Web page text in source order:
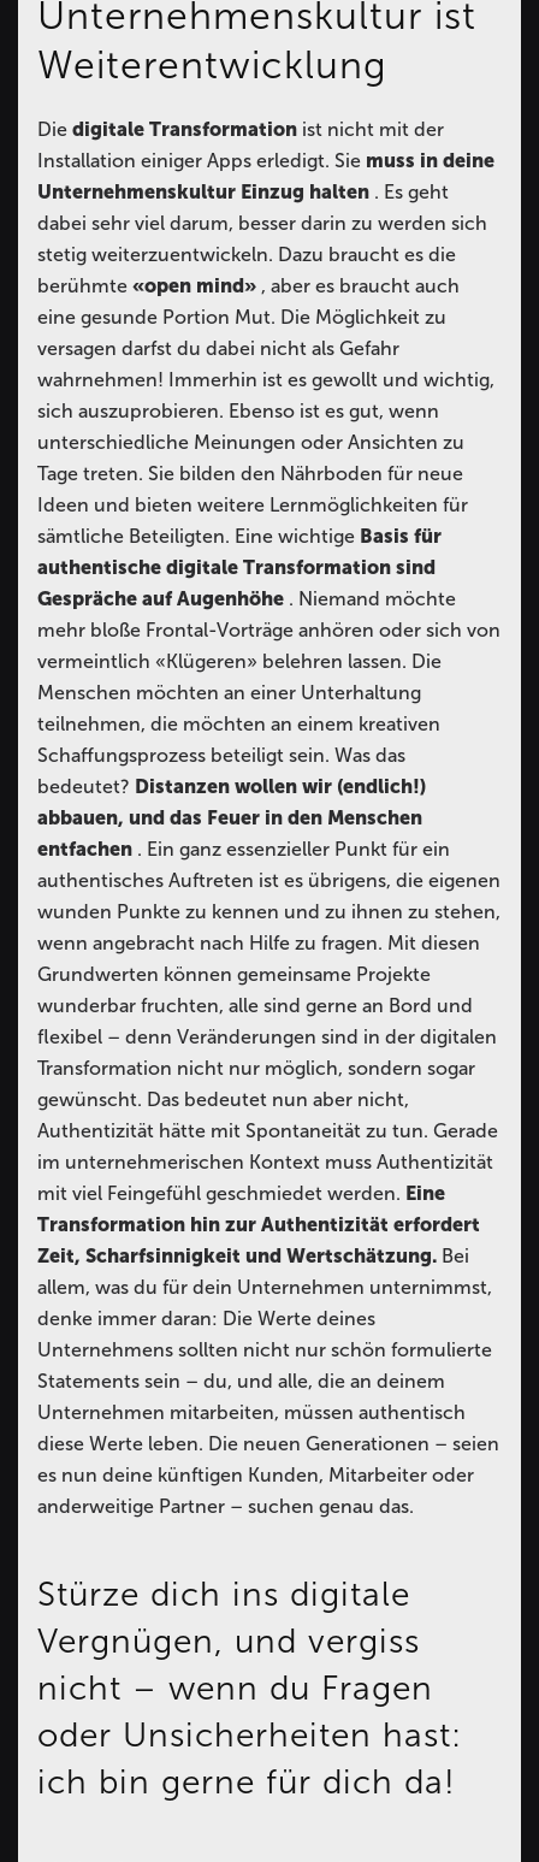
Unternehmenskultur ist
Weiterentwicklung
Die digitale Transformation ist nicht mit der
Installation einiger Apps erledigt. Sie muss in deine
Unternehmenskultur Einzug halten . Es geht
dabei sehr viel darum, besser darin zu werden sich
stetig weiterzuentwickeln. Dazu braucht es die
berühmte «open mind» , aber es braucht auch
eine gesunde Portion Mut. Die Möglichkeit zu
versagen darfst du dabei nicht als Gefahr
wahrnehmen! Immerhin ist es gewollt und wichtig,
sich auszuprobieren. Ebenso ist es gut, wenn
unterschiedliche Meinungen oder Ansichten zu
Tage treten. Sie bilden den Nährboden für neue
Ideen und bieten weitere Lernmöglichkeiten für
sämtliche Beteiligten. Eine wichtige Basis für
authentische digitale Transformation sind
Gespräche auf Augenhöhe . Niemand möchte
mehr bloße Frontal-Vorträge anhören oder sich von
vermeintlich «Klügeren» belehren lassen. Die
Menschen möchten an einer Unterhaltung
teilnehmen, die möchten an einem kreativen
Schaffungsprozess beteiligt sein. Was das
bedeutet? Distanzen wollen wir (endlich!)
abbauen, und das Feuer in den Menschen
entfachen . Ein ganz essenzieller Punkt für ein
authentisches Auftreten ist es übrigens, die eigenen
wunden Punkte zu kennen und zu ihnen zu stehen,
wenn angebracht nach Hilfe zu fragen. Mit diesen
Grundwerten können gemeinsame Projekte
wunderbar fruchten, alle sind gerne an Bord und
flexibel – denn Veränderungen sind in der digitalen
Transformation nicht nur möglich, sondern sogar
gewünscht. Das bedeutet nun aber nicht,
Authentizität hätte mit Spontaneität zu tun. Gerade
im unternehmerischen Kontext muss Authentizität
mit viel Feingefühl geschmiedet werden. Eine
Transformation hin zur Authentizität erfordert
Zeit, Scharfsinnigkeit und Wertschätzung. Bei
allem, was du für dein Unternehmen unternimmst,
denke immer daran: Die Werte deines
Unternehmens sollten nicht nur schön formulierte
Statements sein – du, und alle, die an deinem
Unternehmen mitarbeiten, müssen authentisch
diese Werte leben. Die neuen Generationen – seien
es nun deine künftigen Kunden, Mitarbeiter oder
anderweitige Partner – suchen genau das.
Stürze dich ins digitale
Vergnügen, und vergiss
nicht – wenn du Fragen
oder Unsicherheiten hast:
ich bin gerne für dich da!